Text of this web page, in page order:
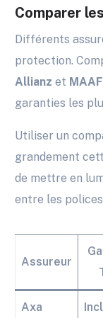
Comparer
Différents
protection.
Allianz et MAAF
garanties les
Utiliser un
grandement
de mettre en
entre les
Assureur
Axa